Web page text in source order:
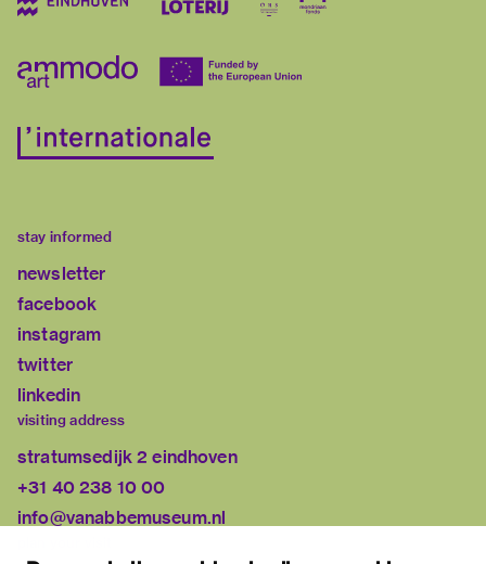
stay informed
newsletter
facebook
instagram
twitter
linkedin
visiting address
stratumsedijk 2 eindhoven
+31 40 238 10 00
info@vanabbemuseum.nl